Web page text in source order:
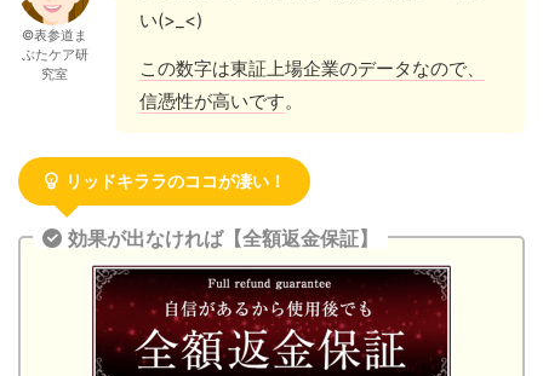
©表参道ま
ぶたケア研
究室
い(>_<)
この数字は東証上場企業のデータなので、
信憑性が高いです。
リッドキララのココが凄い！
効果が出なければ【全額返金保証】